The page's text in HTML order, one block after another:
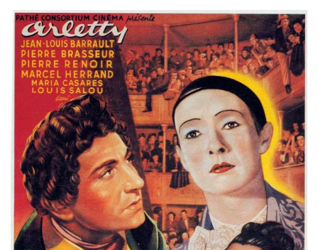
Kostuumdrama
Misdaad
Musical
Oorlogsfilm
Romantische komedie
Thriller